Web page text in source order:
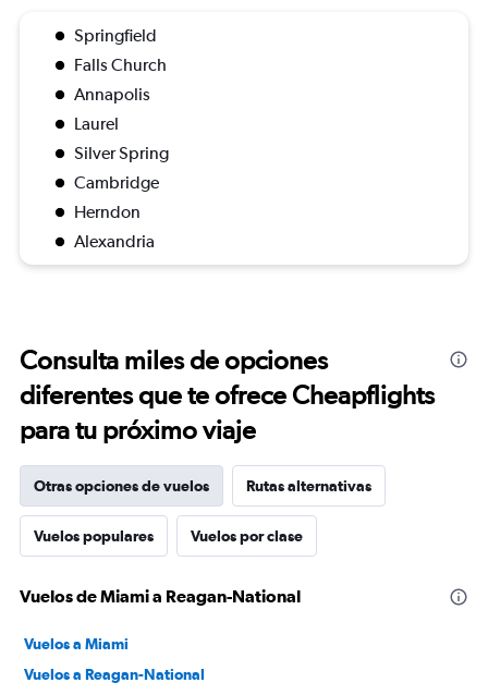
Springfield
Falls Church
Annapolis
Laurel
Silver Spring
Cambridge
Herndon
Alexandria
Consulta miles de opciones
diferentes que te ofrece Cheapflights
para tu próximo viaje
Otras opciones de vuelos Rutas alternativas
Vuelos populares Vuelos por clase
Vuelos de Miami a Reagan-National
Vuelos a Miami
Vuelos a Reagan-National